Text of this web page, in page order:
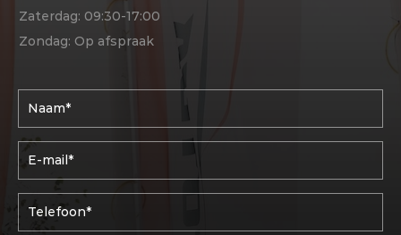
Zaterdag: 09:30-17:00
Zondag: Op afspraak